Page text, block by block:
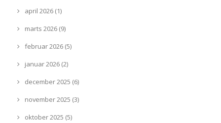
april 2026 (1)
marts 2026 (9)
februar 2026 (5)
januar 2026 (2)
december 2025 (6)
november 2025 (3)
oktober 2025 (5)